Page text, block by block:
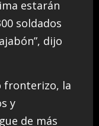
estarán
soldados
dijo
fronterizo, la
y
de más